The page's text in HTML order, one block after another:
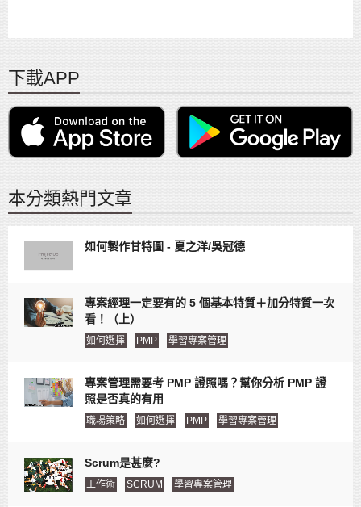
下載APP
本分類熱門文章
如何製作甘特圖 - 夏之洋/吳冠德
專案經理一定要有的 5 個基本特質＋加分特質一次
看！（上）
如何選擇 PMP 學習專案管理
專案管理需要考 PMP 證照嗎？幫你分析 PMP 證
照是否真的有用
職場策略 如何選擇 PMP 學習專案管理
Scrum是甚麼?
工作術 SCRUM 學習專案管理